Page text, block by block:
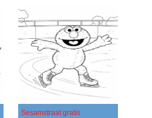
Sesamstraat gratis